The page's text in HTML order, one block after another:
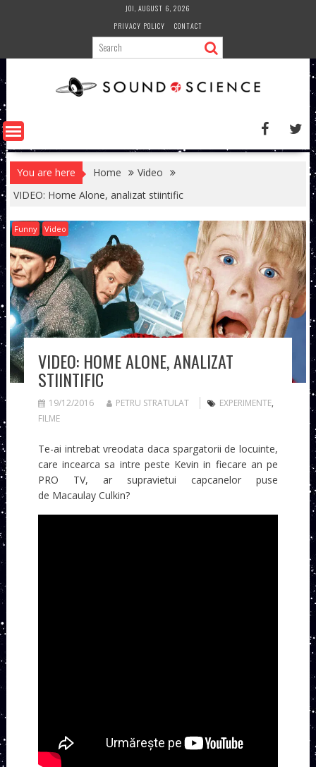
JOI, AUGUST 6, 2026
PRIVACY POLICY
CONTACT
You are here Home
Video
VIDEO: Home Alone, analizat stiintific
Funny Video
VIDEO: HOME ALONE, ANALIZAT
STIINTIFIC
19/12/2016 PETRU STRATULAT EXPERIMENTE,
FILME
Te-ai intrebat vreodata daca spargatorii de locuinte,
care incearca sa intre peste Kevin in fiecare an pe
PRO TV, ar supravietui capcanelor puse
de Macaulay Culkin?